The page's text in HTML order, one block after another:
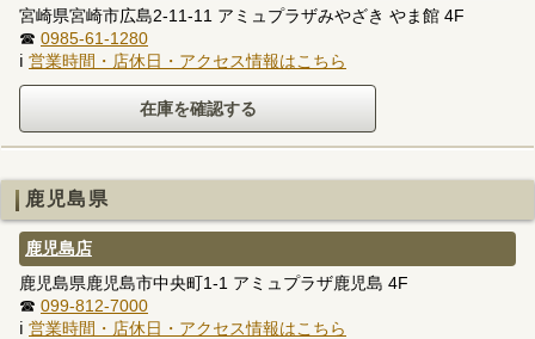
宮崎県宮崎市広島2-11-11 アミュプラザみやざき やま館 4F
☎ 0985-61-1280
ℹ 営業時間・店休日・アクセス情報はこちら
鹿児島県
鹿児島店
鹿児島県鹿児島市中央町1-1 アミュプラザ鹿児島 4F
☎ 099-812-7000
ℹ 営業時間・店休日・アクセス情報はこちら